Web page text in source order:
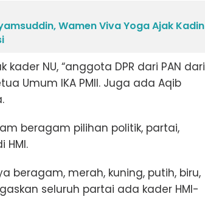
Wamen Viva Yoga Ajak Kadin
NU, “anggota DPR dari PAN dari
Umum IKA PMII. Juga ada Aqib
beragam pilihan politik, partai,
beragam, merah, kuning, putih, biru,
seluruh partai ada kader HMI-